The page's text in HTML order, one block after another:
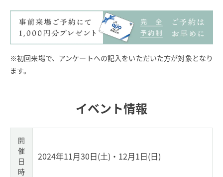
※初回来場で、アンケートへの記入をいただいた方が対象となり
ます。
イベント情報
開
催
日
時
2024年11月30日(土)・12月1日(日)